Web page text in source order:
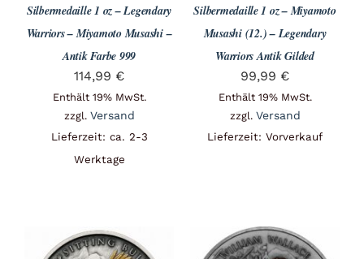
Silbermedaille 1 oz – Legendary
Warriors – Miyamoto Musashi –
Antik Farbe 999
114,99 €
Enthält 19% MwSt.
zzgl. Versand
Lieferzeit: ca. 2-3
Werktage
Silbermedaille 1 oz – Miyamoto
Musashi (12.) – Legendary
Warriors Antik Gilded
99,99 €
Enthält 19% MwSt.
zzgl. Versand
Lieferzeit: Vorverkauf